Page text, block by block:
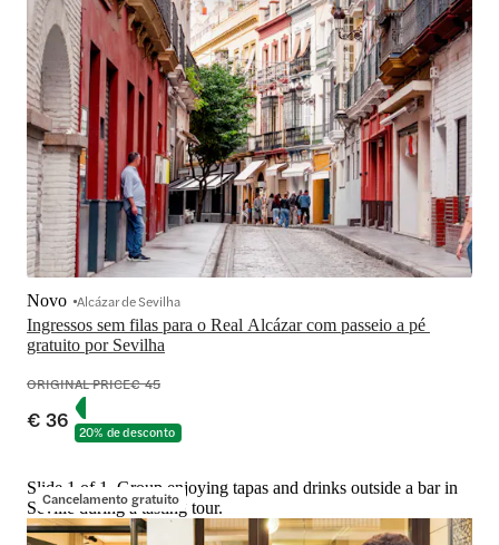
Ingressos sem filas para o Real Alcázar com passeio a pé
gratuito por Sevilha
Novo Alcázar de Sevilha
ORIGINAL PRICE€ 45
€ 36 20% de desconto
Cancelamento gratuito
Slide 1 of 1, Group enjoying tapas and drinks outside a bar in
Seville during a tasting tour.